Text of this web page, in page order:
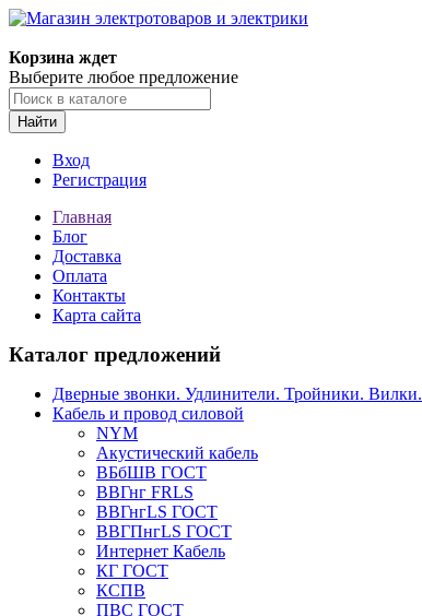
Корзина ждет
Выберите любое предложение
Найти
Вход
Регистрация
Главная
Блог
Доставка
Оплата
Контакты
Карта сайта
Каталог предложений
Дверные звонки. Удлинители. Тройники. Вилки.
Кабель и провод силовой
NYM
Акустический кабель
ВБбШВ ГОСТ
ВВГнг FRLS
ВВГнгLS ГОСТ
ВВГПнгLS ГОСТ
Интернет Кабель
КГ ГОСТ
КСПВ
ПВС ГОСТ